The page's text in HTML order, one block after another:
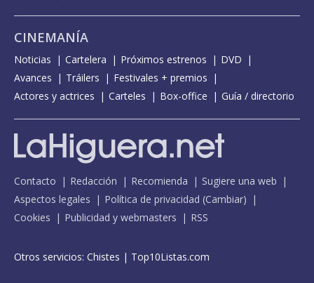
CINEMANÍA
Noticias Cartelera Próximos estrenos
DVD
Avances
Tráilers
Festivales + premios
Actores y actrices
Carteles Box-office Guía / directorio
Contacto Redacción Recomienda
Sugiere una web
Aspectos legales
Política de privacidad (Cambiar)
Cookies
Publicidad y webmasters RSS
Otros servicios: Chistes | Top10Listas.com